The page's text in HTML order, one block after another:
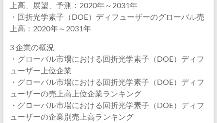
上高、展望、予測：2020年～2031年
・回折光学素子（DOE）ディフューザーのグローバル売
上高：2020年～2031年
3 企業の概況
・グローバル市場における回折光学素子（DOE）ディフ
ューザー上位企業
・グローバル市場における回折光学素子（DOE）ディフ
ューザーの売上高上位企業ランキング
・グローバル市場における回折光学素子（DOE）ディフ
ューザーの企業別売上高ランキング